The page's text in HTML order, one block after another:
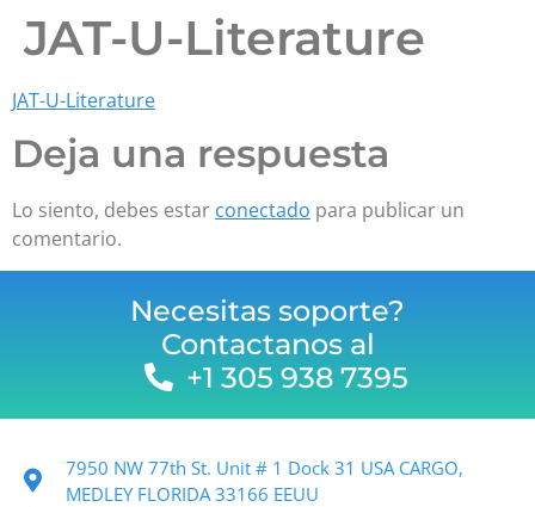
JAT-U-Literature
JAT-U-Literature
Deja una respuesta
Lo siento, debes estar conectado para publicar un
comentario.
Necesitas soporte?
Contactanos al
+1 305 938 7395
7950 NW 77th St. Unit # 1 Dock 31 USA CARGO,
MEDLEY FLORIDA 33166 EEUU